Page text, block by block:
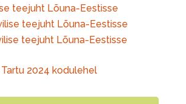
teejuht Lõuna-Eestisse
teejuht Lõuna-Eestisse
teejuht Lõuna-Eestisse
Tartu 2024 kodulehel